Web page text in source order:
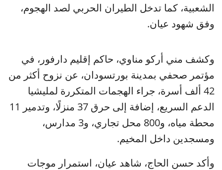
الشعبية، كما تدخل الطيران الحربي لصد الهجوم،
وفق شهود عيان.
وكشف مني أركو مناوي، حاكم إقليم دارفور، في
مؤتمر صحفي بمدينة بورتسودان، عن نزوح أكثر من
42 ألف أسرة، جراء الهجمات المتكررة لمليشيا
الدعم السريع، إضافة إلى حرق 37 منزلًا، وتدمير 11
محطة مياه، و800 محل تجاري، و3 مدارس،
ومسجدين داخل المخيم.
وأكد حسن الحاج، شاهد عيان، استمرار موجات